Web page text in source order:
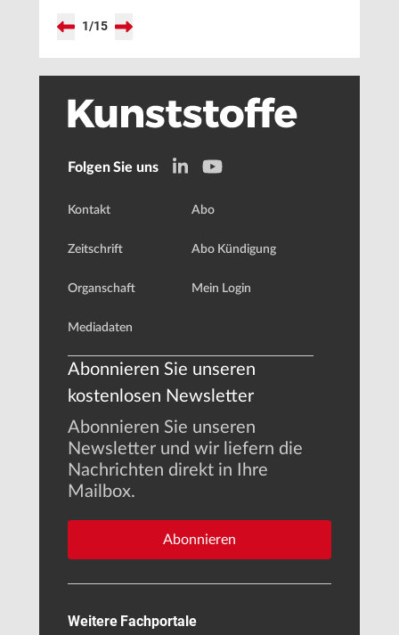
1/15
Folgen Sie uns
Kontakt
Zeitschrift
Organschaft
Mediadaten
Abo
Abo Kündigung
Mein Login
Abonnieren Sie unseren
kostenlosen Newsletter
Abonnieren Sie unseren
Newsletter und wir liefern die
Nachrichten direkt in Ihre
Mailbox.
Abonnieren
Weitere Fachportale